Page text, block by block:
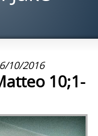
10/2016
10;1-